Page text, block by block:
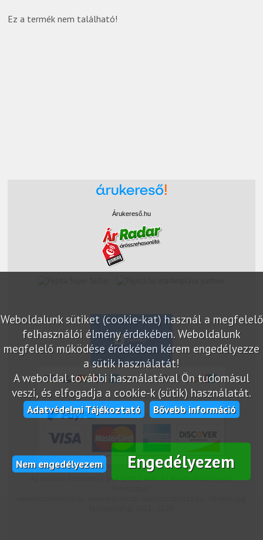
Ez a termék nem található!
Weboldalunk sütiket (cookie-kat) használ a megfelelő
felhasználói élmény érdekében. Weboldalunk
megfelelő működése érdekében kérem engedélyezze
a sütik használatát!
A weboldal további használatával Ön tudomásul
veszi, és elfogadja a cookie-k (sütik) használatát.
Adatvédelmi Tájékoztató Bővebb információ
Nem engedélyezem Engedélyezem
Árukereső.hu
Az oldalon feltüntetek árak bruttó árak. Az árváltoztatás jogát